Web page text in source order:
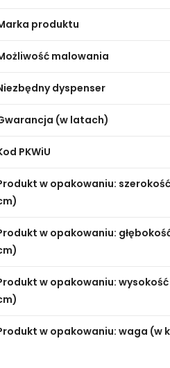
produktu
malowania
dyspenser
(w latach)
PKWiU
w opakowaniu:
w opakowaniu:
w opakowaniu:
w opakowaniu: waga (w